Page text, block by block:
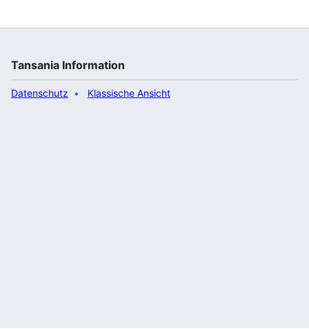
Tansania Information
Datenschutz Klassische Ansicht